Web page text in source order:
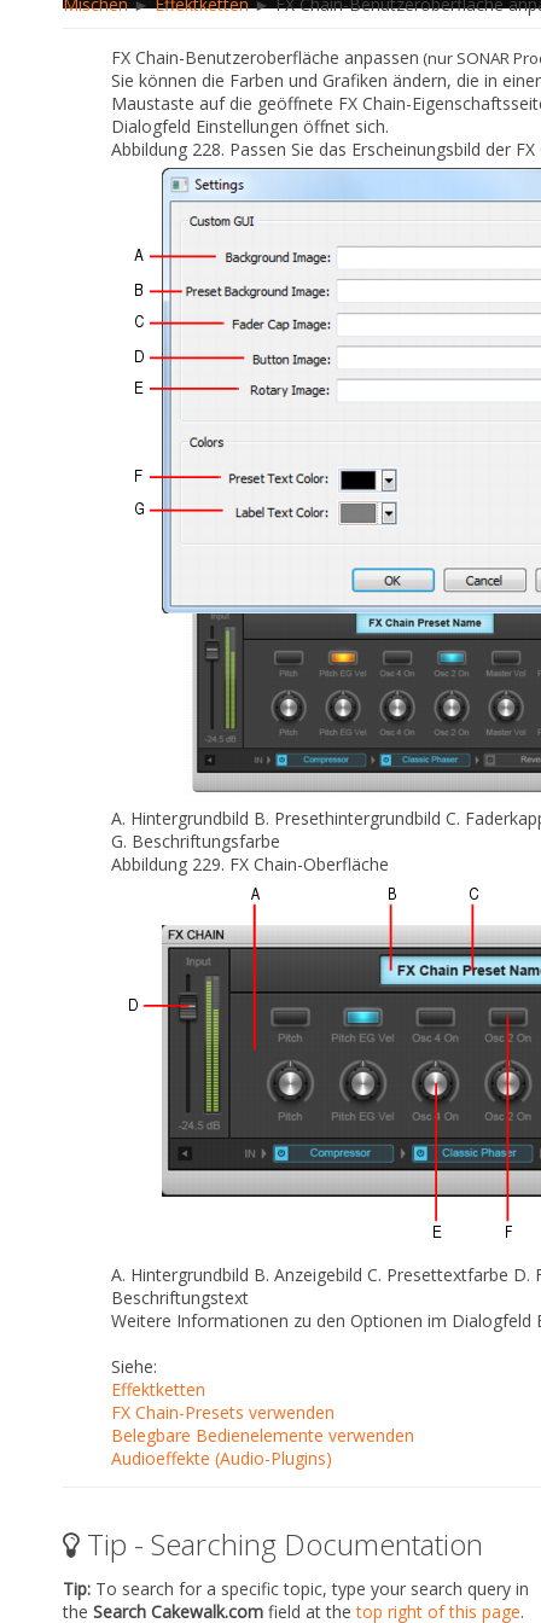
FX Chain-Benutzeroberfläche anpassen (nur SONAR
Sie können die Farben und Grafiken ändern, die in
Maustaste auf die geöffnete FX Chain-
Dialogfeld Einstellungen öffnet sich.
Abbildung 228. Passen Sie das Erscheinungsbild der
A. Hintergrundbild B. Presethintergrundbild C.
G. Beschriftungsfarbe
Abbildung 229. FX Chain-Oberfläche
A. Hintergrundbild B. Anzeigebild C. Presettextfarbe D.
Beschriftungstext
Weitere Informationen zu den Optionen im Dialogfeld
Siehe:
Effektketten
FX Chain-Presets verwenden
Belegbare Bedienelemente verwenden
Audioeffekte (Audio-Plugins)
Tip - Searching Documentation
Tip: To search for a specific topic, type your search query in
the Search Cakewalk.com field at thetop right of this page.